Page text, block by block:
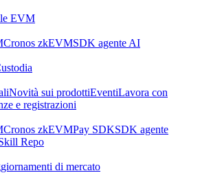
EVM
Cronos zkEVMSDK agente AI
Novità sui prodottiEventiLavora con
e registrazioni
Cronos zkEVMPay SDKSDK agente
Repo
di mercato